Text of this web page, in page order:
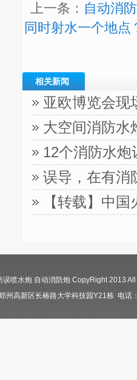
上一条： 自动消
同时射水一个地点
相关新闻
亚欧博览会现
大空间消防水
12个消防水
误导，在有消
【转载】中
误喷水炮 自动消防炮 CopyRight 2013
州高新区长椿路大学科技园Y21栋 电